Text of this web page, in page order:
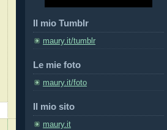
Il mio Tumblr
maury.it/tumblr
Le mie foto
maury.it/foto
Il mio sito
maury.it